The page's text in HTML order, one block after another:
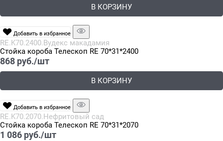
В КОРЗИНУ
Добавить в избранное
RE.K70.2400.Вудекс макадамия
Стойка короба Телескоп RE 70*31*2400
868 руб./шт
В КОРЗИНУ
Добавить в избранное
RE.K70.2070.Нефритовый сад
Стойка короба Телескоп RE 70*31*2070
1 086 руб./шт